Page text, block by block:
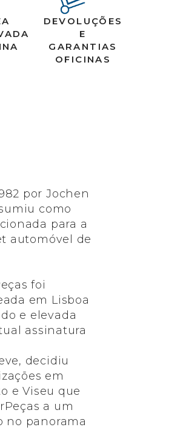
DEVOLUÇÕES
E
GARANTIAS
OFICINAS
por Jochen
como
para a
automóvel de
foi
em Lisboa
e elevada
assinatura
decidiu
em
e Viseu que
a um
no panorama